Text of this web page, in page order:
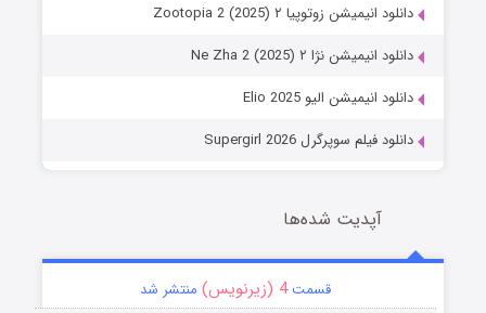
دانلود انیمیشن زوتوپیا ۲ Zootopia 2 (2025)
دانلود انیمیشن نژا ۲ Ne Zha 2 (2025)
دانلود انیمیشن الیو Elio 2025
دانلود فیلم سوپرگرل Supergirl 2026
آپدیت شده‌ها
قسمت4 (زیرنویس) منتشر شد